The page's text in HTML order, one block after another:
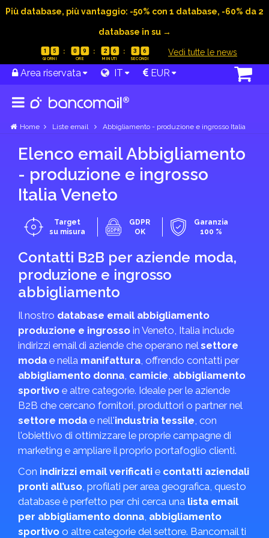
Più database, più vantaggio: -50% con 1 database, -60% da 2
database in su →
1 5 0 9 2 6 3 5 Vedi tutte le news
Area riservata IT EUR
Home Liste email Abbigliamento - produzione e ingrosso Italia
Elenco email Abbigliamento
- produzione e ingrosso
Italia Veneto
Target
su misura
GDPR
OK
Garanzia
100 %
Contatti B2B per aziende moda,
produzione e ingrosso
abbigliamento
Il nostro database email abbigliamento
produzione e ingrosso in Veneto, Italia include
indirizzi email di aziende che operano nelsettore
moda e nella manifattura, offrendo contatti per
abbigliamento donna, camicie, abbigliamento
sportivo e altre categorie. Ideale per le aziende
B2B che cercano fornitori, produttori o partner nel
settore moda e nell'industria tessile, con
l'obiettivo di ottimizzare le proprie campagne di
marketing e ampliare il proprio portafoglio clienti.
Con indirizzi email verificati e contatti aziendali
pronti all’uso, profilati per area geografica, questo
database è perfetto per chi cerca una lista email
per abbigliamento donna, abbigliamento
sportivo o altre categorie del settore. Bancomail ti